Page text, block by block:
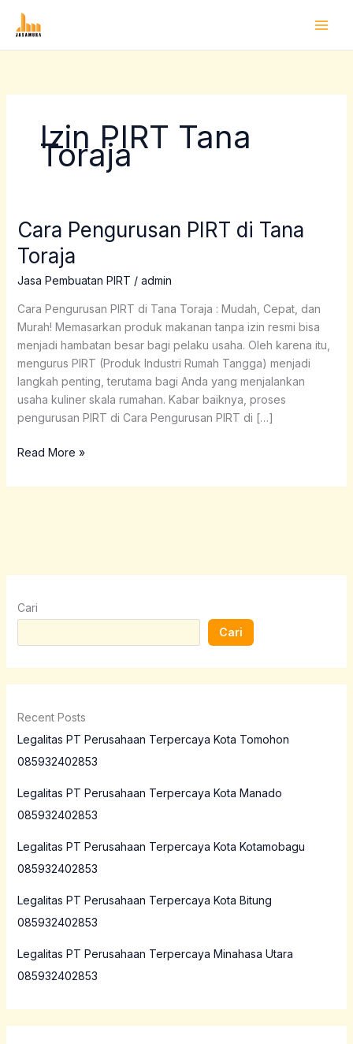
Izin PIRT Tana
Toraja
Cara Pengurusan PIRT di Tana
Toraja
Jasa Pembuatan PIRT / admin
Cara Pengurusan PIRT di Tana Toraja : Mudah, Cepat, dan
Murah! Memasarkan produk makanan tanpa izin resmi bisa
menjadi hambatan besar bagi pelaku usaha. Oleh karena itu,
mengurus PIRT (Produk Industri Rumah Tangga) menjadi
langkah penting, terutama bagi Anda yang menjalankan
usaha kuliner skala rumahan. Kabar baiknya, proses
pengurusan PIRT di Cara Pengurusan PIRT di […]
Cara
PIRT
di
Toraja
Read More »
Cari
Cari
Recent Posts
Legalitas PT Perusahaan Terpercaya Kota Tomohon
085932402853
Legalitas PT Perusahaan Terpercaya Kota Manado
085932402853
Legalitas PT Perusahaan Terpercaya Kota Kotamobagu
085932402853
Legalitas PT Perusahaan Terpercaya Kota Bitung
085932402853
Legalitas PT Perusahaan Terpercaya Minahasa Utara
085932402853